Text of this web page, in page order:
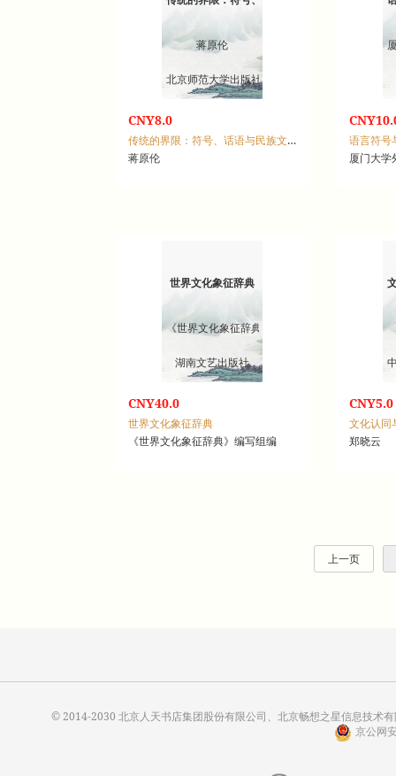
蒋原伦
北京师范大学出版社
CNY8.0
传统的界限：符号、话语与民族文化
蒋原伦
语言符号
厦门大学
世界文化象征辞典
《世界文化象征辞典》编写组编
湖南文艺出版社
CNY40.0
世界文化象征辞典
《世界文化象征辞典》编写组编
CNY5.0
文化认同
郑晓云
上一页
© 2014-2030 北京人天书店集团股份有限公司、北京畅想之星信息技术
京公网